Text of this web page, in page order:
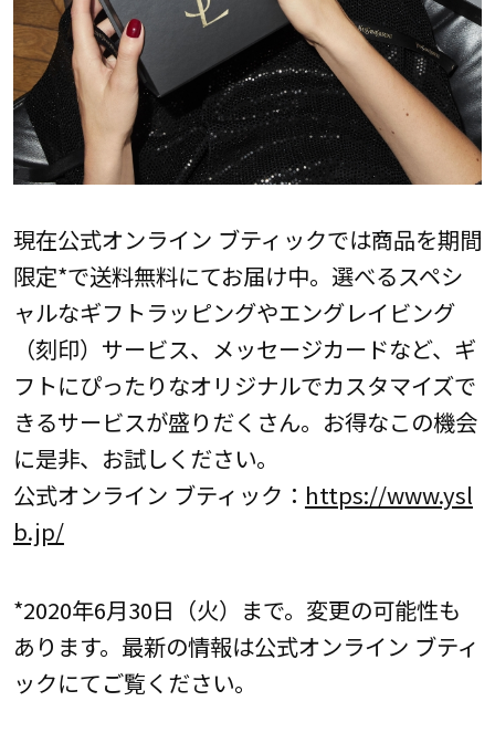
現在公式オンライン ブティックでは商品を期間
限定*で送料無料にてお届け中。選べるスペシ
ャルなギフトラッピングやエングレイビング
（刻印）サービス、メッセージカードなど、ギ
フトにぴったりなオリジナルでカスタマイズで
きるサービスが盛りだくさん。お得なこの機会
に是非、お試しください。
公式オンライン ブティック： https://www.ysl
b.jp/
*2020年6月30日（火）まで。変更の可能性も
あります。最新の情報は公式オンライン ブティ
ックにてご覧ください。